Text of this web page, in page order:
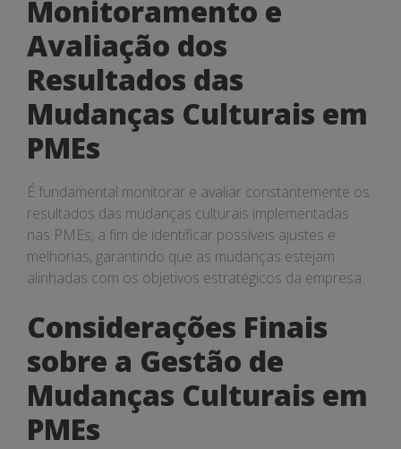
Monitoramento e
Avaliação dos
Resultados das
Mudanças Culturais em
PMEs
É fundamental monitorar e avaliar constantemente os
resultados das mudanças culturais implementadas
nas PMEs, a fim de identificar possíveis ajustes e
melhorias, garantindo que as mudanças estejam
alinhadas com os objetivos estratégicos da empresa.
Considerações Finais
sobre a Gestão de
Mudanças Culturais em
PMEs